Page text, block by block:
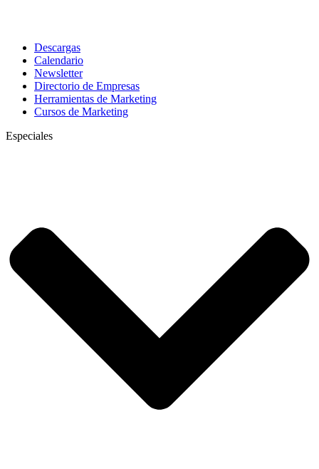
Descargas
Calendario
Newsletter
Directorio de Empresas
Herramientas de Marketing
Cursos de Marketing
Especiales